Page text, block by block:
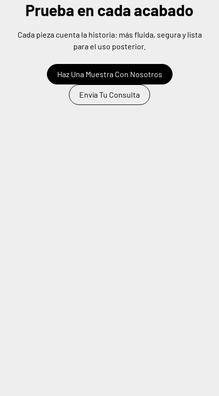
Prueba en cada acabado
Cada pieza cuenta la historia: más fluida, segura y lista
para el uso posterior.
Haz Una Muestra Con Nosotros
Envía Tu Consulta